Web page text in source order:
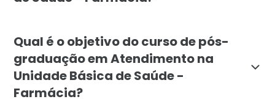
Qual é o objetivo do curso de pós-
graduação em Atendimento na
Unidade Básica de Saúde -
Farmácia?